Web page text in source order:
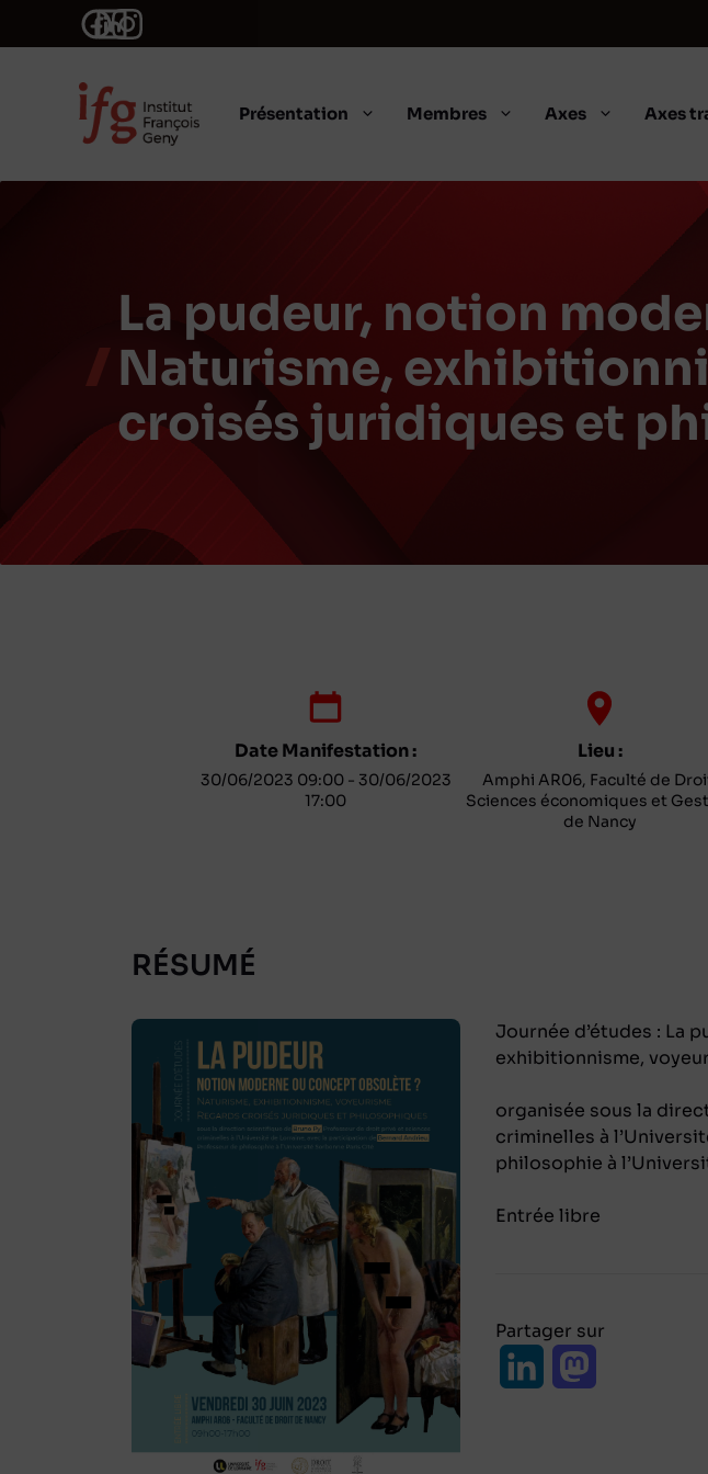
Présentation Membres Axes Axes
La pudeur, notion
Naturisme,
croisés juridiques et
Date Manifestation :
30/06/2023 09:00 - 30/06/2023
17:00
Lieu :
Amphi AR06, Faculté de
Sciences économiques et
de Nancy
RÉSUMÉ
Journée d’études : La
exhibitionnisme,
organisée sous la
criminelles à
philosophie à
Entrée libre
Partager sur